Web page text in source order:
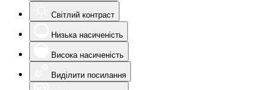
Світлий контраст
Низька насиченість
Висока насиченість
Виділити посилання